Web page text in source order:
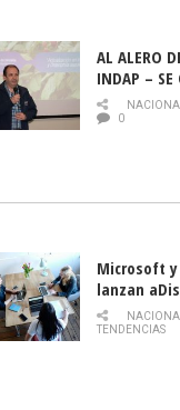
AL ALERO
INDAP – SE
PLAGA
0
Microsoft y
lanzan
plataforma
gratuitos
TENDENCIAS